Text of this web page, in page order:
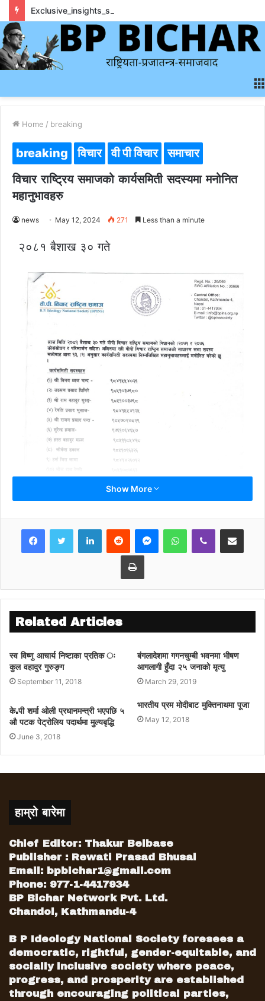
Home / breaking
breaking विचार वी पी विचार समाचार
विचार राष्ट्रिय समाजको कार्यसमिती सदस्यमा मनोनित
महानुभावहरु
news May 12, 2024 271 Less than a minute
२०८१ बैशाख ३० गते
Show More
LinkedInReddit MessengerWhatsAppViber Share via Email
Print
Related Articles
स्व विष्णु आचार्य निष्टाका प्रतिक ः
कुल वहादुर गुरुङ्ग
September 11, 2018
बंगलादेशमा गगनचुम्बी भवनमा भीषण
आगलागी हुँदा २५ जनाको मृत्यु
March 29, 2019
के.पी शर्मा ओली प्रधानमन्त्री भएपछि ५
औ पटक पेट्रोलिय पदार्थमा मुल्यबृद्धि
June 3, 2018
भारतीय प्रम मोदीबाट मुक्तिनाथमा पूजा
May 12, 2018
हाम्रो बारेमा
Chief Editor: Thakur Belbase
Publisher : Rewati Prasad Bhusal
Email: bpbichar1@gmail.com
Phone: 977-1-4417934
BP Bichar Network Pvt. Ltd.
Chandol, Kathmandu-4
B P Ideology National Society foresees a
democratic, rightful, gender-equitable, and
socially inclusive society where peace,
progress, and prosperity are established
through encouraging political parties,